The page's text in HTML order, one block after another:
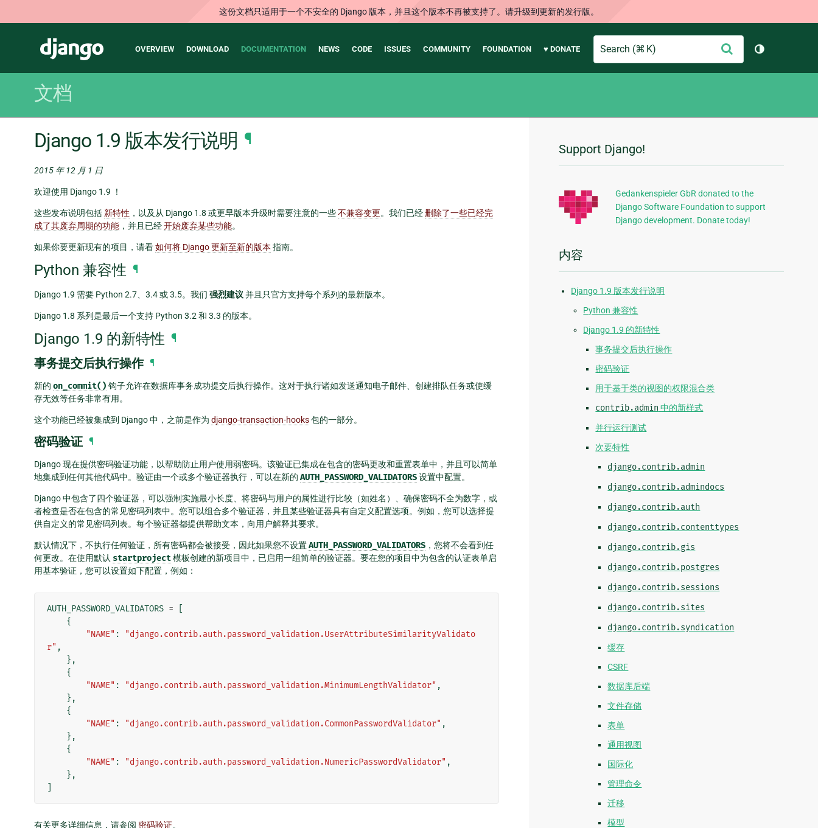
这份文档只适用于一个不安全的 Django 版本，并且这个版本不再被支持了。请升级到更新的发行版。
Django
Main
OVERVIEW DOWNLOAD DOCUMENTATION NEWS CODE ISSUES COMMUNITY FOUNDATION ♥ DONATE
Search
交
切换主题（
文档
Django 1.9 版本发行说明 ¶
2015 年 12 月 1 日
欢迎使用 Django 1.9 ！
这些发布说明包括 新特性 ，以及从 Django 1.8 或更早版本升级时需要注意的一些不兼容变更。我们已经删除了一些已经完
成了其废弃周期的功能 ，并且已经开始废弃某些功能。
如果你要更新现有的项目，请看如何将 Django 更新至新的版本 指南。
Python 兼容性 ¶
Django 1.9 需要 Python 2.7、3.4 或 3.5。我们 强烈建议 并且只官方支持每个系列的最新版本。
Django 1.8 系列是最后一个支持 Python 3.2 和 3.3 的版本。
Django 1.9 的新特性 ¶
事务提交后执行操作 ¶
新的 on_commit() 钩子允许在数据库事务成功提交后执行操作。这对于执行诸如发送通知电子邮件、创建排队任务或使缓
存无效等任务非常有用。
这个功能已经被集成到 Django 中，之前是作为 django-transaction-hooks包的一部分。
密码验证 ¶
Django 现在提供密码验证功能，以帮助防止用户使用弱密码。该验证已集成在包含的密码更改和重置表单中，并且可以简单
地集成到任何其他代码中。验证由一个或多个验证器执行，可以在新的 AUTH_PASSWORD_VALIDATORS设置中配置。
Django 中包含了四个验证器，可以强制实施最小长度、将密码与用户的属性进行比较（如姓名）、确保密码不全为数字，或
者检查是否在包含的常见密码列表中。您可以组合多个验证器，并且某些验证器具有自定义配置选项。例如，您可以选择提
供自定义的常见密码列表。每个验证器都提供帮助文本，向用户解释其要求。
默认情况下，不执行任何验证，所有密码都会被接受，因此如果您不设置AUTH_PASSWORD_VALIDATORS ，您将不会看到任
何更改。在使用默认 startproject模板创建的新项目中，已启用一组简单的验证器。要在您的项目中为包含的认证表单启
用基本验证，您可以设置如下配置，例如：
AUTH_PASSWORD_VALIDATORS =
{
"NAME" :
"django.contrib.auth.password_validation.UserAttributeSimilarityValidato
r" ,
},
{
"NAME" : "django.contrib.auth.password_validation.MinimumLengthValidator" ,
},
{
"NAME" : "django.contrib.auth.password_validation.CommonPasswordValidator" ,
},
{
"NAME" : "django.contrib.auth.password_validation.NumericPasswordValidator" ,
},
有关更多详细信息，请参阅 密码验证。
附
加
信
息
Support Django!
Gedankenspieler GbR donated to the
Django Software Foundation to support
Django development. Donate today!
内容
Django 1.9 版本发行说明
Python 兼容性
Django 1.9 的新特性
事务提交后执行操作
密码验证
用于基于类的视图的权限混合类
contrib.admin 中的新样式
并行运行测试
次要特性
django.contrib.admin
django.contrib.admindocs
django.contrib.auth
django.contrib.contenttypes
django.contrib.gis
django.contrib.postgres
django.contrib.sessions
django.contrib.sites
django.contrib.syndication
缓存
CSRF
数据库后端
文件存储
表单
通用视图
国际化
管理命令
迁移
模型